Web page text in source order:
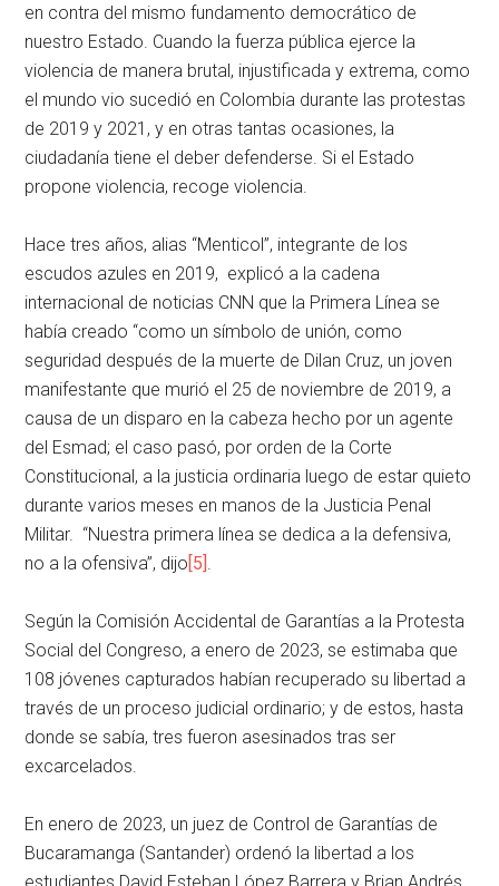
en contra del mismo fundamento democrático de
nuestro Estado. Cuando la fuerza pública ejerce la
violencia de manera brutal, injustificada y extrema, como
el mundo vio sucedió en Colombia durante las protestas
de 2019 y 2021, y en otras tantas ocasiones, la
ciudadanía tiene el deber defenderse. Si el Estado
propone violencia, recoge violencia.
Hace tres años, alias “Menticol”, integrante de los
escudos azules en 2019, explicó a la cadena
internacional de noticias CNN que la Primera Línea se
había creado “como un símbolo de unión, como
seguridad después de la muerte de Dilan Cruz, un joven
manifestante que murió el 25 de noviembre de 2019, a
causa de un disparo en la cabeza hecho por un agente
del Esmad; el caso pasó, por orden de la Corte
Constitucional, a la justicia ordinaria luego de estar quieto
durante varios meses en manos de la Justicia Penal
Militar. “Nuestra primera línea se dedica a la defensiva,
no a la ofensiva”, dijo[5].
Según la Comisión Accidental de Garantías a la Protesta
Social del Congreso, a enero de 2023, se estimaba que
108 jóvenes capturados habían recuperado su libertad a
través de un proceso judicial ordinario; y de estos, hasta
donde se sabía, tres fueron asesinados tras ser
excarcelados.
En enero de 2023, un juez de Control de Garantías de
Bucaramanga (Santander) ordenó la libertad a los